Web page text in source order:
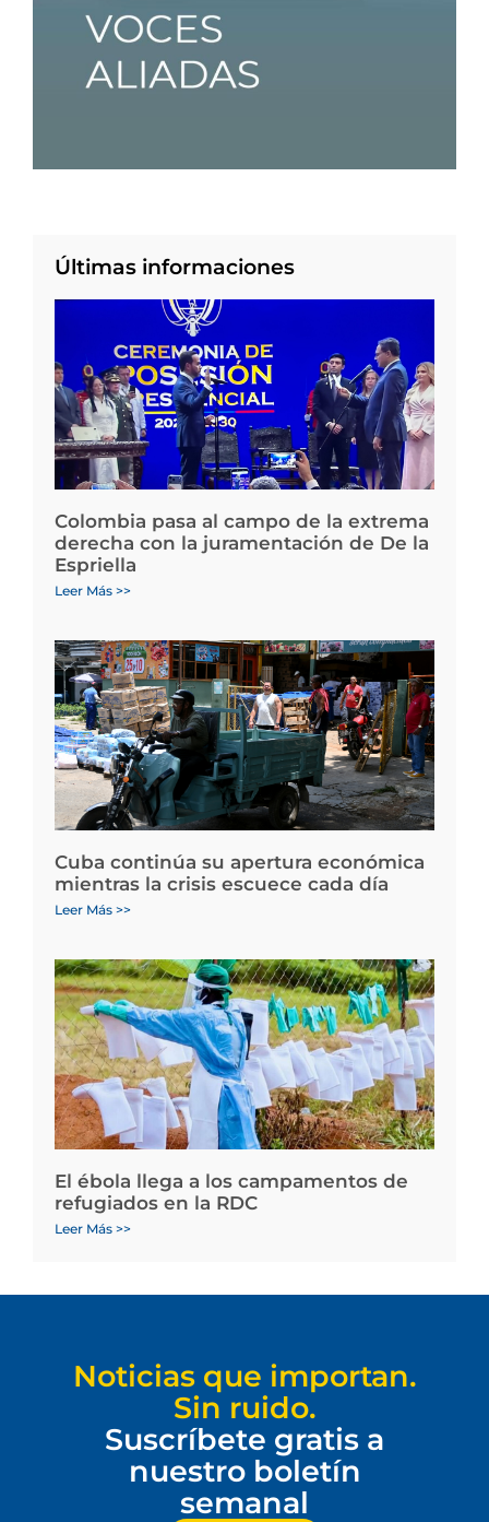
Últimas informaciones
Colombia pasa al campo de la extrema
derecha con la juramentación de De la
Espriella
Leer Más >>
Cuba continúa su apertura económica
mientras la crisis escuece cada día
Leer Más >>
El ébola llega a los campamentos de
refugiados en la RDC
Leer Más >>
Noticias que importan.
Sin ruido.
Suscríbete gratis a
nuestro boletín
semanal